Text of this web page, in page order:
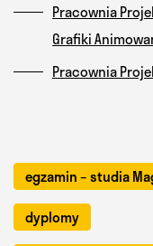
Pracownia
Grafiki
Pracownia
egzamin – studia
dyplomy